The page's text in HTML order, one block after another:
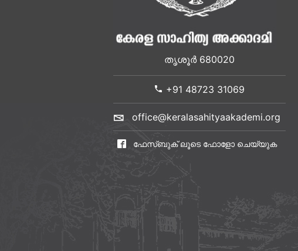
തൃശൂർ 680020
+91 48723 31069
office@keralasahityaakademi.org
ഫേസ്ബുക് ലൂടെ ഫോളോ ചെയ്യുക